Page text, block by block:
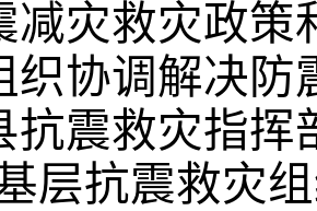
减灾救灾政策
织协调解决防
抗震救灾指挥
层抗震救灾